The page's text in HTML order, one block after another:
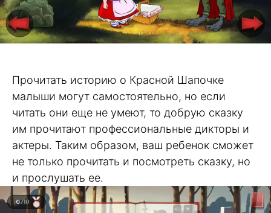
Прочитать историю о Красной Шапочке
малыши могут самостоятельно, но если
читать они еще не умеют, то добрую сказку
им прочитают профессиональные дикторы и
актеры. Таким образом, ваш ребенок сможет
не только прочитать и посмотреть сказку, но
и прослушать ее.